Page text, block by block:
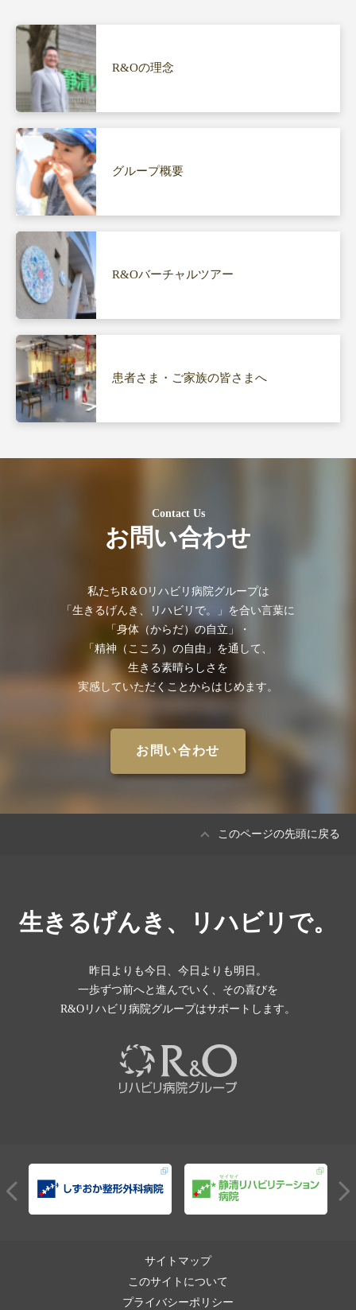
R&Oの理念
グループ概要
R&Oバーチャルツアー
患者さま・ご家族の皆さまへ
Contact Us
お問い合わせ
私たちR＆Oリハビリ病院グループは
「⽣きるげんき、リハビリで。」を合い⾔葉に
「⾝体（からだ）の⾃⽴」・
「精神（こころ）の⾃由」を通して、
⽣きる素晴らしさを
実感していただくことからはじめます。
お問い合わせ
このページの先頭に戻る
生きるげんき、リハビリで。
昨日よりも今日、今日よりも明日。
一歩ずつ前へと進んでいく、その喜びを
R&Oリハビリ病院グループはサポートします。
サイトマップ
このサイトについて
プライバシーポリシー